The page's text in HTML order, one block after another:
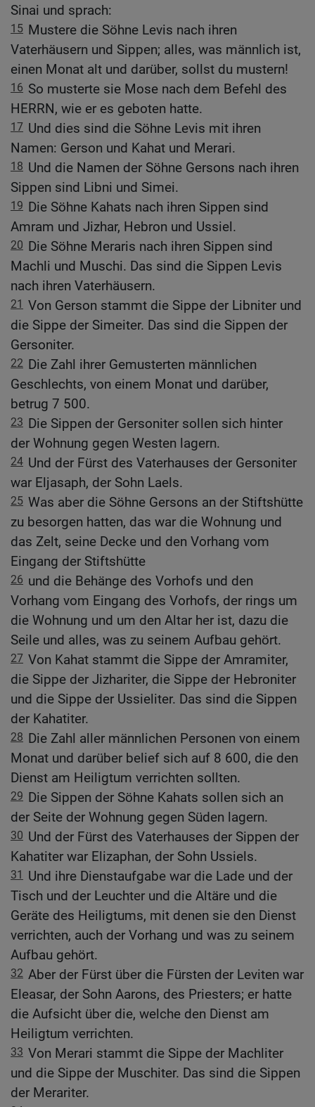
Sinai und sprach:
15 Mustere die Söhne Levis nach ihren
Vaterhäusern und Sippen; alles, was männlich ist,
einen Monat alt und darüber, sollst du mustern!
16 So musterte sie Mose nach dem Befehl des
HERRN, wie er es geboten hatte.
17 Und dies sind die Söhne Levis mit ihren
Namen: Gerson und Kahat und Merari.
18 Und die Namen der Söhne Gersons nach ihren
Sippen sind Libni und Simei.
19 Die Söhne Kahats nach ihren Sippen sind
Amram und Jizhar, Hebron und Ussiel.
20 Die Söhne Meraris nach ihren Sippen sind
Machli und Muschi. Das sind die Sippen Levis
nach ihren Vaterhäusern.
21 Von Gerson stammt die Sippe der Libniter und
die Sippe der Simeiter. Das sind die Sippen der
Gersoniter.
22 Die Zahl ihrer Gemusterten männlichen
Geschlechts, von einem Monat und darüber,
betrug 7 500.
23 Die Sippen der Gersoniter sollen sich hinter
der Wohnung gegen Westen lagern.
24 Und der Fürst des Vaterhauses der Gersoniter
war Eljasaph, der Sohn Laels.
25 Was aber die Söhne Gersons an der Stiftshütte
zu besorgen hatten, das war die Wohnung und
das Zelt, seine Decke und den Vorhang vom
Eingang der Stiftshütte
26 und die Behänge des Vorhofs und den
Vorhang vom Eingang des Vorhofs, der rings um
die Wohnung und um den Altar her ist, dazu die
Seile und alles, was zu seinem Aufbau gehört.
27 Von Kahat stammt die Sippe der Amramiter,
die Sippe der Jizhariter, die Sippe der Hebroniter
und die Sippe der Ussieliter. Das sind die Sippen
der Kahatiter.
28 Die Zahl aller männlichen Personen von einem
Monat und darüber belief sich auf 8 600, die den
Dienst am Heiligtum verrichten sollten.
29 Die Sippen der Söhne Kahats sollen sich an
der Seite der Wohnung gegen Süden lagern.
30 Und der Fürst des Vaterhauses der Sippen der
Kahatiter war Elizaphan, der Sohn Ussiels.
31
Und ihre Dienstaufgabe war die Lade und der
Tisch und der Leuchter und die Altäre und die
Geräte des Heiligtums, mit denen sie den Dienst
verrichten, auch der Vorhang und was zu seinem
Aufbau gehört.
32 Aber der Fürst über die Fürsten der Leviten war
Eleasar, der Sohn Aarons, des Priesters; er hatte
die Aufsicht über die, welche den Dienst am
Heiligtum verrichten.
33 Von Merari stammt die Sippe der Machliter
und die Sippe der Muschiter. Das sind die Sippen
der Merariter.